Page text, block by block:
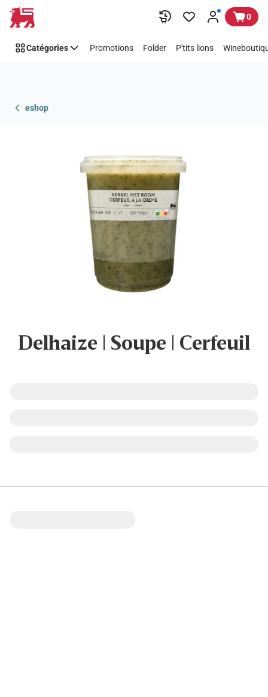
Passer 0
Catégories Promotions Folder P'tits lions
eshop
Delhaize | Soupe | Cerfeuil